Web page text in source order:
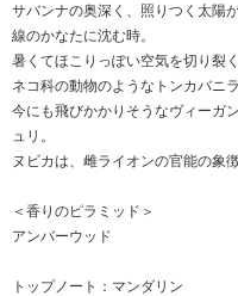
サバンナの奥深く、照りつく太陽
線のかなたに沈む時。
暑くてほこりっぽい空気を切り裂
ネコ科の動物のようなトンカバニラ
今にも飛びかかりそうなヴィーガ
ュリ。
ヌビカは、雌ライオンの官能の象徴
＜香りのピラミッド＞
アンバーウッド
トップノート：マンダリン